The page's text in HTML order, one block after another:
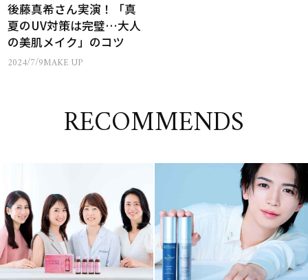
後藤真希さん実演！「真
夏のUV対策は完璧…大人
の美肌メイク」のコツ
2024/7/9MAKE UP
RECOMMENDS